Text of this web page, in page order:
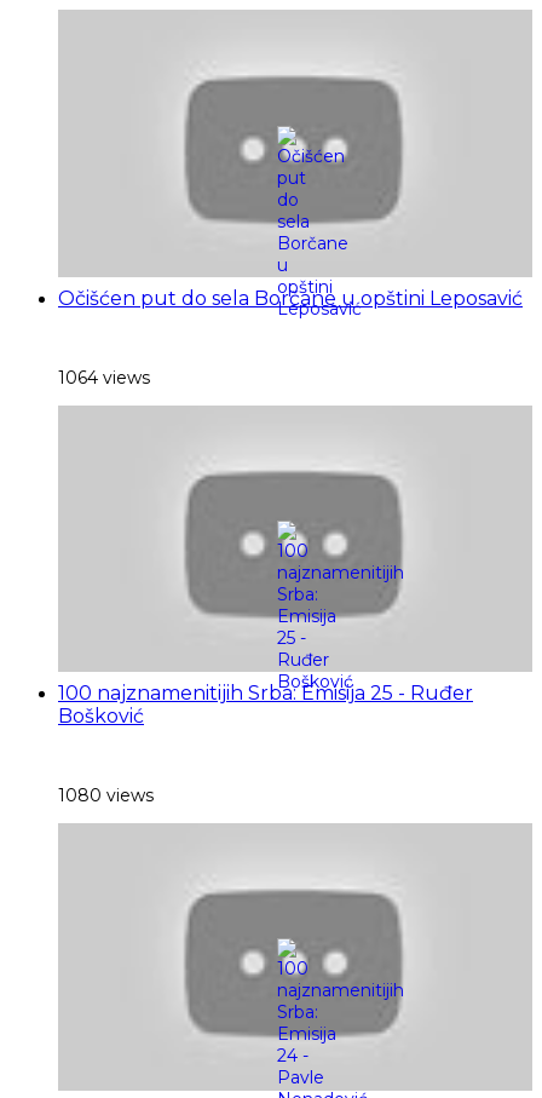
Očišćen put do sela Borčane u opštini Leposavić
1064 views
100 najznamenitijih Srba: Emisija 25 - Ruđer
Bošković
1080 views